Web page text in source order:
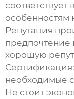
особенностям
Репутация
хорошую
Сертификация:
необходимые
Не стоит